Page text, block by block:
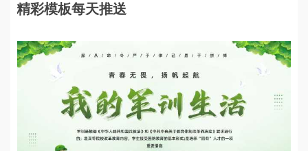
精彩模板每天推送